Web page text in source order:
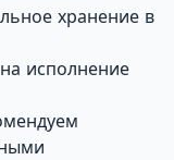
хранение в
исполнение